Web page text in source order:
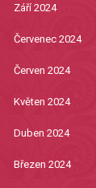
Září 2024
Červenec 2024
Červen 2024
Květen 2024
Duben 2024
Březen 2024